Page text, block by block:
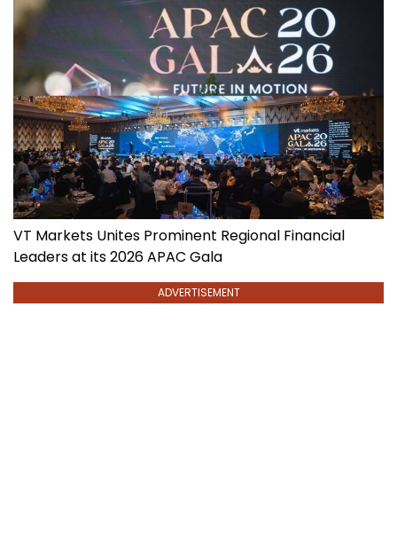
VT Markets Unites Prominent Regional Financial
Leaders at its 2026 APAC Gala
ADVERTISEMENT